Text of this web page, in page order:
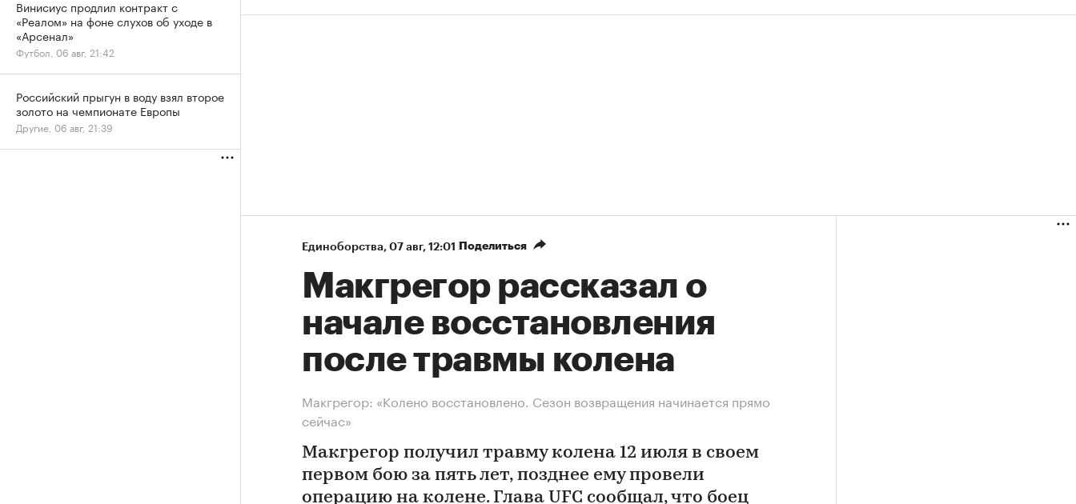
Единоборства⁠, 07 авг, 12:01 Поделиться
Макгрегор рассказал о
начале восстановления
после травмы колена
Макгрегор: «Колено восстановлено. Сезон возвращения начинается прямо
сейчас»
Макгрегор получил травму колена 12 июля в своем
первом бою за пять лет, позднее ему провели
операцию на колене. Глава UFC сообщал, что боец
Винисиус продлил контракт с
«Реалом» на фоне слухов об уходе в
«Арсенал»
Футбол, 06 авг, 21:42
Российский прыгун в воду взял второе
золото на чемпионате Европы
Другие, 06 авг, 21:39